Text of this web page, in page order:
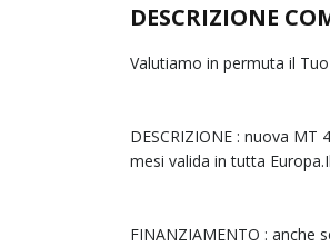
DESCRIZIONE
Valutiamo in permuta il
DESCRIZIONE : nuova
mesi valida in tutta
FINANZIAMENTO : anche